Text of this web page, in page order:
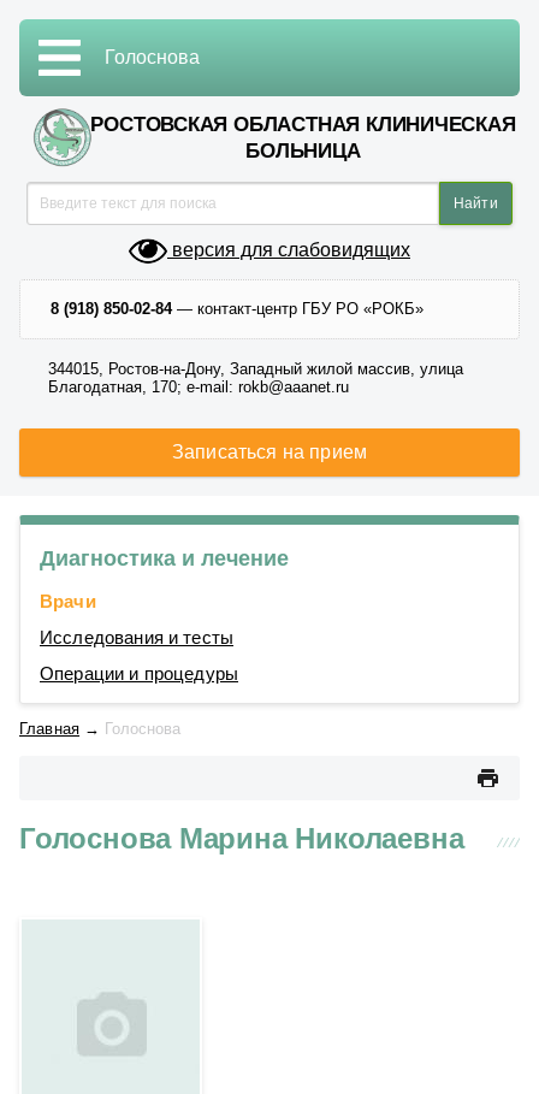
РОСТОВСКАЯ ОБЛАСТНАЯ КЛИНИЧЕСКАЯ
БОЛЬНИЦА
версия для слабовидящих
8 (918) 850-02-84— контакт-центр ГБУ РО «РОКБ»
344015, Ростов-на-Дону, Западный жилой массив, улица
Благодатная, 170; e-mail: rokb@aaanet.ru
Записаться на прием
Голоснова
Диагностика и лечение
Врачи
Исследования и тесты
Операции и процедуры
Главная → Голоснова
Голоснова Марина Николаевна